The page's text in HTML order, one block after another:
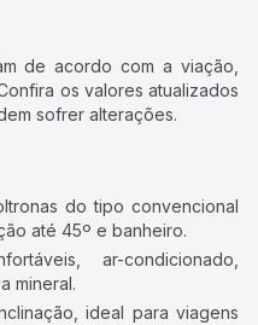
de acordo com a viação,
os valores atualizados
sofrer alterações.
do tipo convencional
até 45º e banheiro.
ar-condicionado,
mineral.
ideal para viagens